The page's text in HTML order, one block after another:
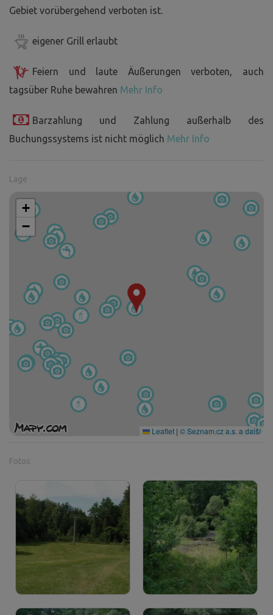
Gebiet vorübergehend verboten ist.
eigener Grill erlaubt
Feiern und laute Äußerungen verboten, auch
tagsüber Ruhe bewahren Mehr Info
Barzahlung und Zahlung außerhalb des
Buchungssystems ist nicht möglich Mehr Info
Lage
+
−
Leaflet | © Seznam.cz a.s. a další
Fotos